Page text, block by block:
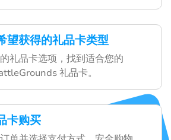
望获得的礼品卡类型
礼品卡选项，找到适合您的
礼品卡。
卡购买